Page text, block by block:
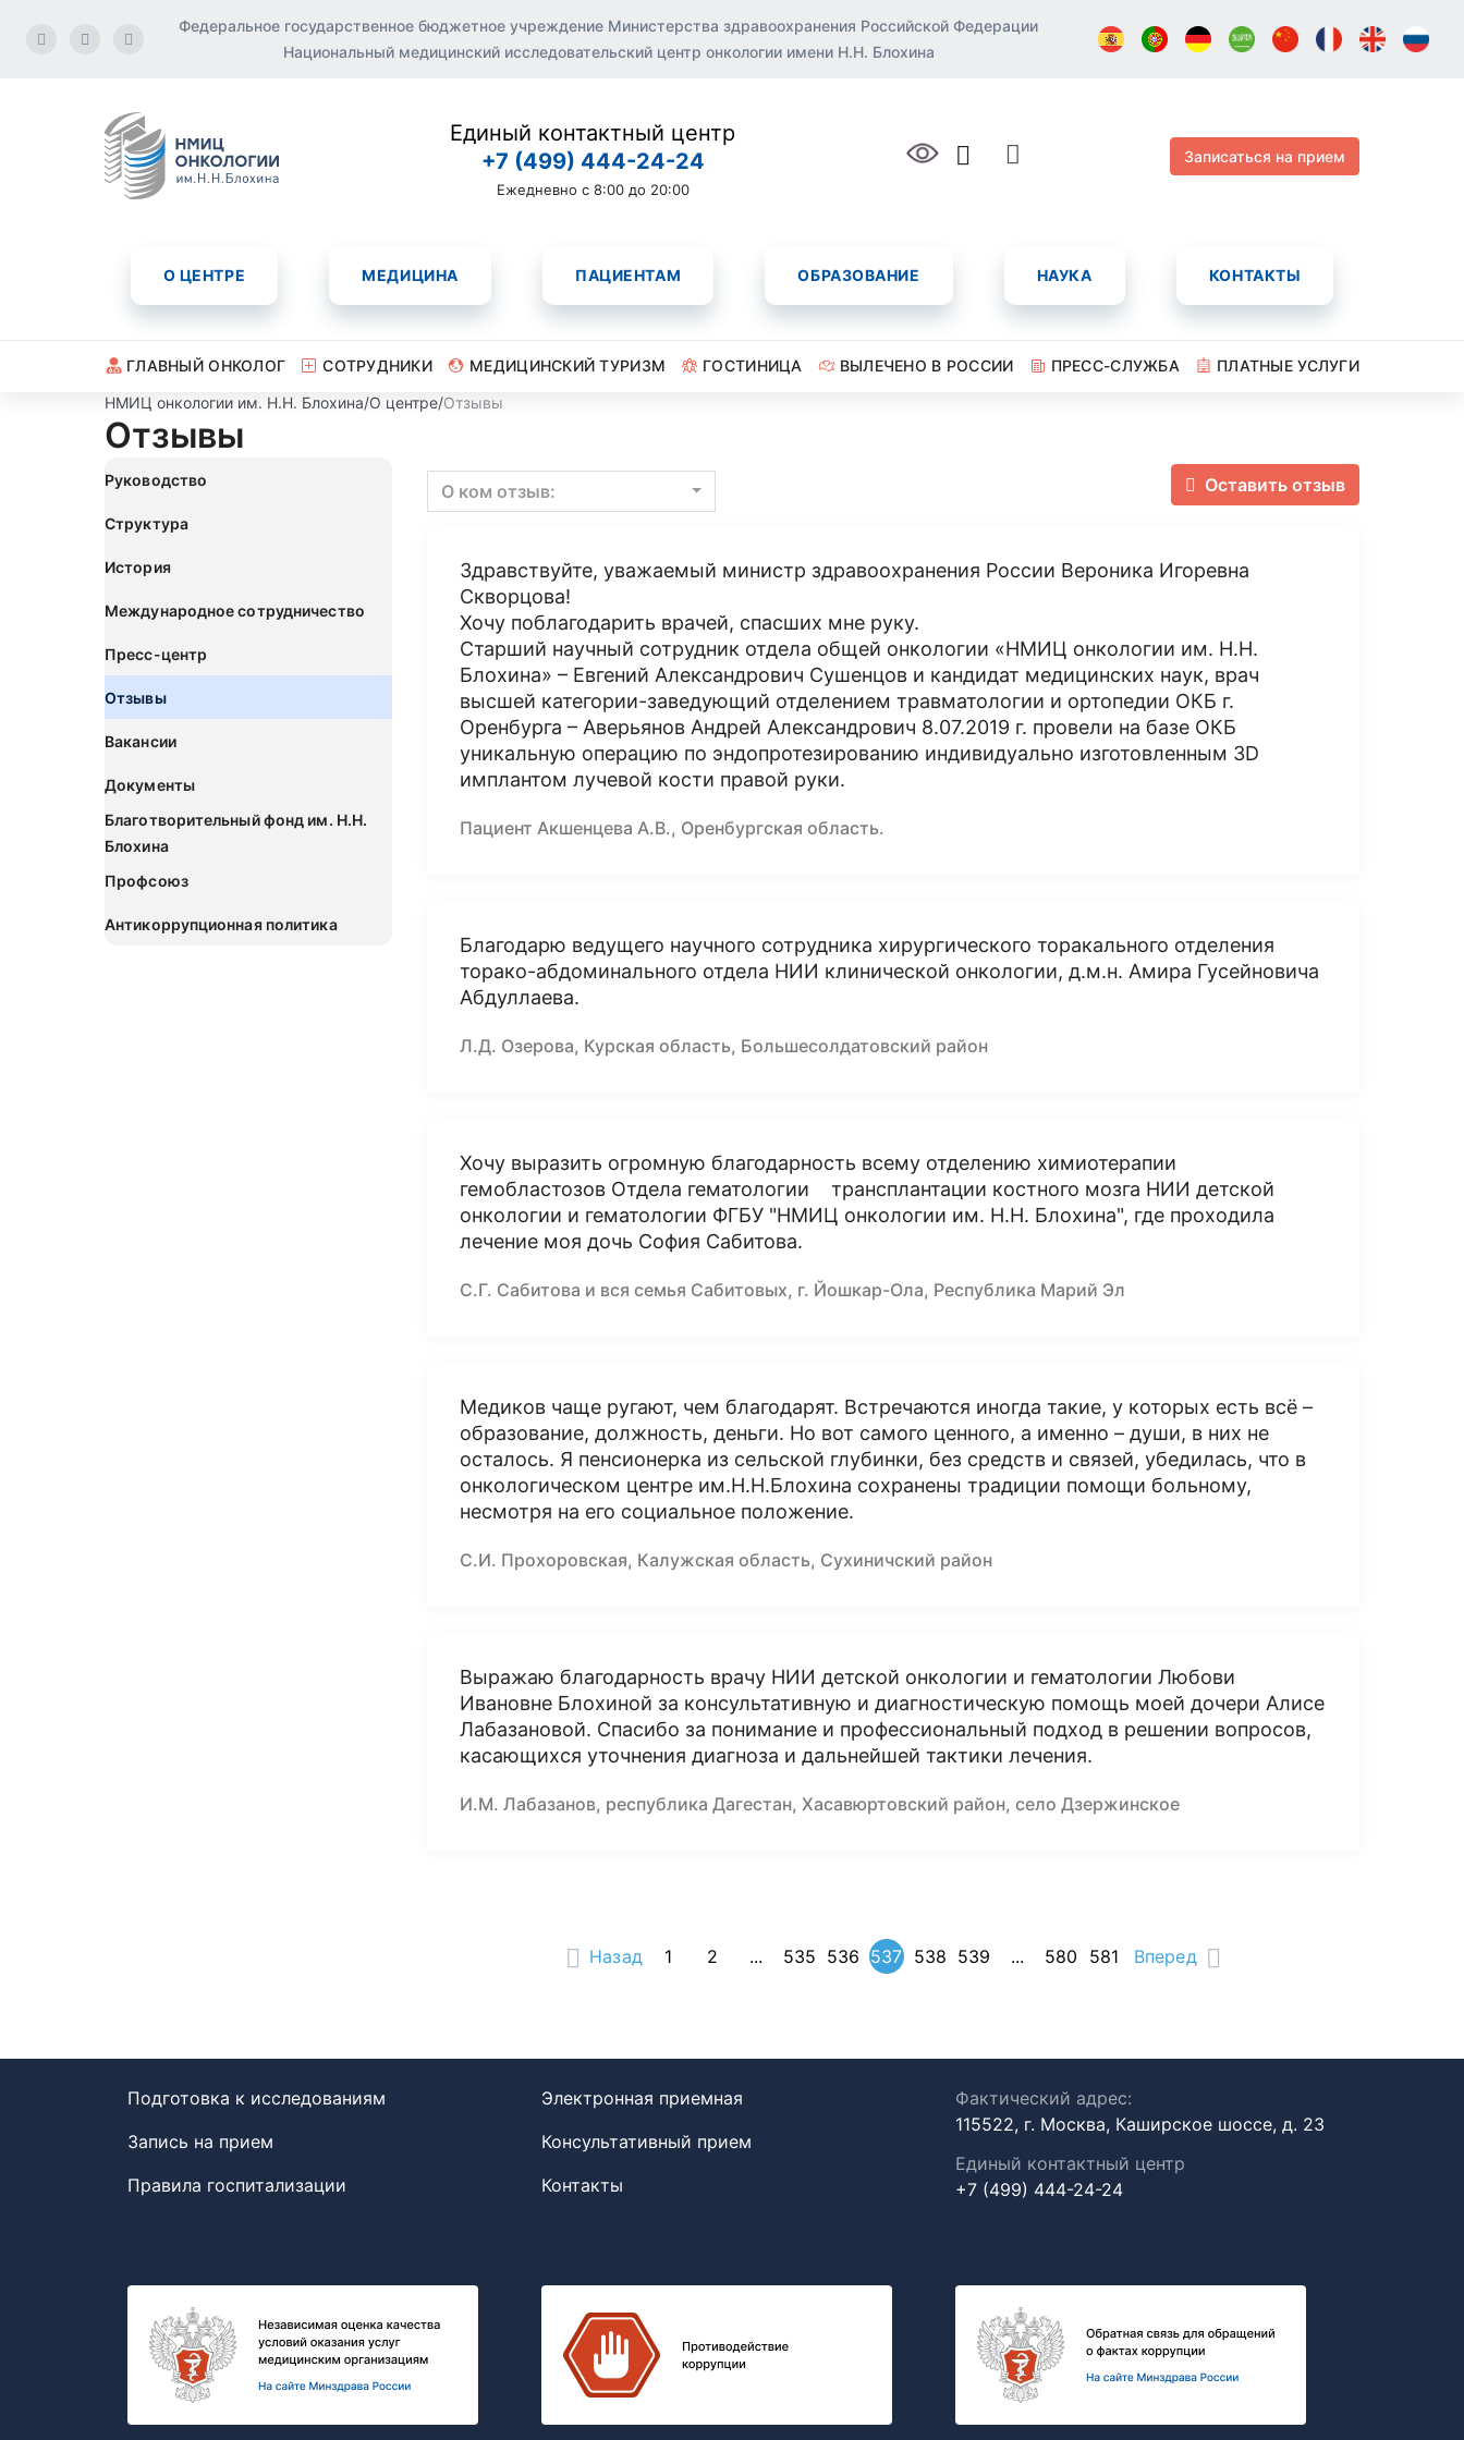
Федеральное государственное бюджетное учреждение Министерства здравоохранения Российской Федерации
Национальный медицинский исследовательский центр онкологии имени Н.Н. Блохина
Единый контактный центр
+7 (499) 444-24-24
Ежедневно с 8:00 до 20:00
Записаться на прием
О ЦЕНТРЕ МЕДИЦИНА ПАЦИЕНТАМ ОБРАЗОВАНИЕ НАУКА КОНТАКТЫ
ГЛАВНЫЙ ОНКОЛОГ СОТРУДНИКИ МЕДИЦИНСКИЙ ТУРИЗМ ГОСТИНИЦА ВЫЛЕЧЕНО В РОССИИ ПРЕСС-СЛУЖБА
ПЛАТНЫЕ УСЛУГИ
НМИЦ онкологии им. Н.Н. Блохина/О центре/Отзывы
Отзывы
Руководство
Структура
История
Международное сотрудничество
Пресс-центр
Отзывы
Вакансии
Документы
Благотворительный фонд им. Н.Н.
Блохина
Профсоюз
Антикоррупционная политика
Оставить отзыв
О ком отзыв:
Здравствуйте, уважаемый министр здравоохранения России Вероника Игоревна
Скворцова!
Хочу поблагодарить врачей, спасших мне руку.
Старший научный сотрудник отдела общей онкологии «НМИЦ онкологии им. Н.Н.
Блохина» – Евгений Александрович Сушенцов и кандидат медицинских наук, врач
высшей категории-заведующий отделением травматологии и ортопедии ОКБ г.
Оренбурга – Аверьянов Андрей Александрович 8.07.2019 г. провели на базе ОКБ
уникальную операцию по эндопротезированию индивидуально изготовленным 3D
имплантом лучевой кости правой руки.
Пациент Акшенцева А.В., Оренбургская область.
Благодарю ведущего научного сотрудника хирургического торакального отделения
торако-абдоминального отдела НИИ клинической онкологии, д.м.н. Амира Гусейновича
Абдуллаева.
Л.Д. Озерова, Курская область, Большесолдатовский район
Хочу выразить огромную благодарность всему отделению химиотерапии
гемобластозов Отдела гематологии трансплантации костного мозга НИИ детской
онкологии и гематологии ФГБУ "НМИЦ онкологии им. Н.Н. Блохина", где проходила
лечение моя дочь София Сабитова.
С.Г. Сабитова и вся семья Сабитовых, г. Йошкар-Ола, Республика Марий Эл
Медиков чаще ругают, чем благодарят. Встречаются иногда такие, у которых есть всё –
образование, должность, деньги. Но вот самого ценного, а именно – души, в них не
осталось. Я пенсионерка из сельской глубинки, без средств и связей, убедилась, что в
онкологическом центре им.Н.Н.Блохина сохранены традиции помощи больному,
несмотря на его социальное положение.
С.И. Прохоровская, Калужская область, Сухиничский район
Выражаю благодарность врачу НИИ детской онкологии и гематологии Любови
Ивановне Блохиной за консультативную и диагностическую помощь моей дочери Алисе
Лабазановой. Спасибо за понимание и профессиональный подход в решении вопросов,
касающихся уточнения диагноза и дальнейшей тактики лечения.
И.М. Лабазанов, республика Дагестан, Хасавюртовский район, село Дзержинское
Назад 1 2 ... 535 536 537 538 539 ... 580 581 Вперед
Подготовка к исследованиям
Запись на прием
Правила госпитализации
Электронная приемная
Консультативный прием
Контакты
Фактический адрес:
115522, г. Москва, Каширское шоссе, д. 23
Единый контактный центр
+7 (499) 444-24-24